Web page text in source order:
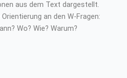
aus dem Text dargestellt.
an den W-Fragen:
Wo? Wie? Warum?